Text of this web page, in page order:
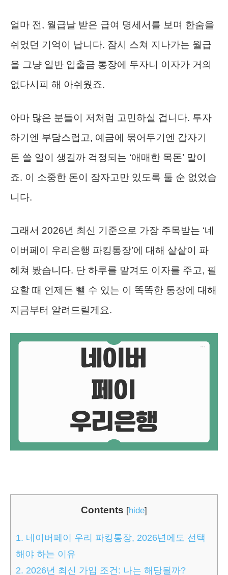
얼마 전, 월급날 받은 급여 명세서를 보며 한숨을
쉬었던 기억이 납니다. 잠시 스쳐 지나가는 월급
을 그냥 일반 입출금 통장에 두자니 이자가 거의
없다시피 해 아쉬웠죠.
아마 많은 분들이 저처럼 고민하실 겁니다. 투자
하기엔 부담스럽고, 예금에 묶어두기엔 갑자기
돈 쓸 일이 생길까 걱정되는 ‘애매한 목돈’ 말이
죠. 이 소중한 돈이 잠자고만 있도록 둘 순 없었습
니다.
그래서 2026년 최신 기준으로 가장 주목받는 ‘네
이버페이 우리은행 파킹통장’에 대해 샅샅이 파
헤쳐 봤습니다. 단 하루를 맡겨도 이자를 주고, 필
요할 때 언제든 뺄 수 있는 이 똑똑한 통장에 대해
지금부터 알려드릴게요.
Contents [hide]
1. 네이버페이 우리 파킹통장, 2026년에도 선택
해야 하는 이유
2. 2026년 최신 가입 조건: 나는 해당될까?